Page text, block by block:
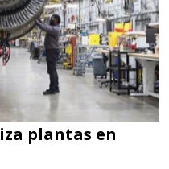
plantas en